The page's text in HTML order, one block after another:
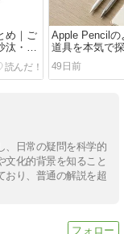
め｜ご
・地
Apple Pencilの
道具を本気で
局メタシル一
49日前
、日常の疑問を科学的
文化的背景を知ること
おり、普通の解説を超